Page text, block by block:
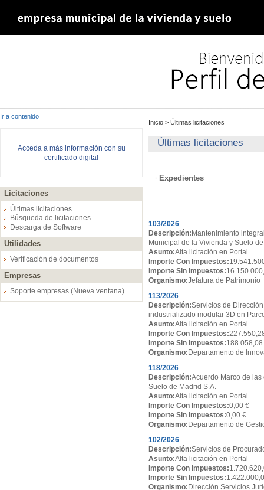
Ir a contenido
Acceda a más información con su
certificado digital
Licitaciones
Últimas licitaciones
Búsqueda de licitaciones
Descarga de Software
Utilidades
Verificación de documentos
Empresas
Soporte empresas (Nueva ventana)
Inicio > Últimas licitaciones
Últimas licitaciones
Expedientes
103/2026
Descripción: Mantenimiento
Municipal de la Vivienda y Suelo
Asunto:Alta licitación en Portal
Importe Con Impuestos:
Importe Sin Impuestos:
Organismo:Jefatura de Patrimonio
113/2026
Descripción:Servicios de
industrializado modular 3D en
Asunto:Alta licitación en Portal
Importe Con Impuestos:
Importe Sin Impuestos:188.058,08
Organismo: Departamento de
118/2026
Descripción:Acuerdo Marco de
Suelo de Madrid S.A.
Asunto:Alta licitación en Portal
Importe Con Impuestos:0,00 €
Importe Sin Impuestos:0,00 €
Organismo: Departamento de
102/2026
Descripción:Servicios de
Asunto:Alta licitación en Portal
Importe Con Impuestos:
Importe Sin Impuestos:
Organismo: Dirección Servicios